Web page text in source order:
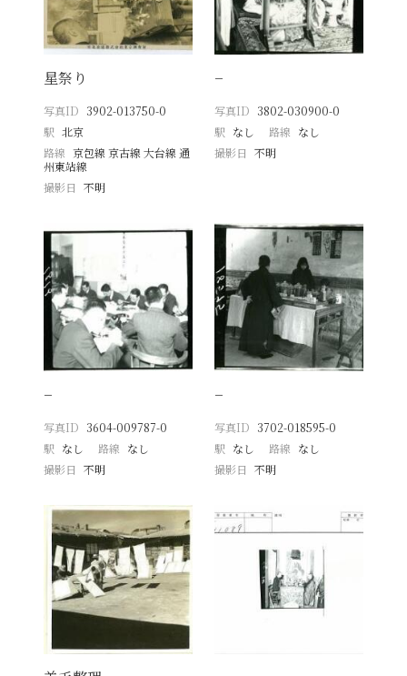
星祭り
写真ID 3902-013750-0
駅 北京
路線 京包線 京古線 大台線 通
州東站線
撮影日
不明
−
写真ID 3802-030900-0
駅 なし 路線 なし
撮影日 不明
−
写真ID 3604-009787-0
駅 なし 路線 なし
撮影日
不明
−
写真ID 3702-018595-0
駅 なし 路線 なし
撮影日 不明